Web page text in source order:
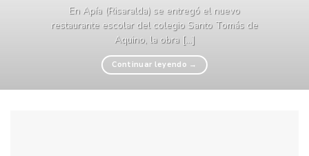
En Apía (Risaralda) se entregó el nuevo
restaurante escolar del colegio Santo Tomás de
Aquino, la obra [...]
Continuar leyendo →